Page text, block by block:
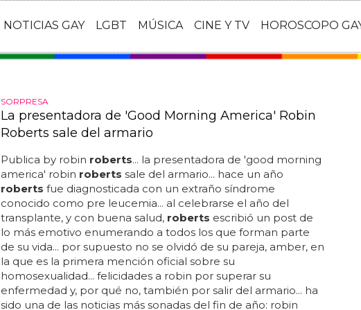
NOTICIAS GAY LGBT MÚSICA CINE Y TV HOROSCOPO
SORPRESA
La presentadora de 'Good Morning America' Robin
Roberts sale del armario
Publica by robin roberts... la presentadora de 'good morning
america' robin roberts sale del armario... hace un año
roberts fue diagnosticada con un extraño síndrome
conocido como pre leucemia... al celebrarse el año del
transplante, y con buena salud, roberts escribió un post de
lo más emotivo enumerando a todos los que forman parte
de su vida... por supuesto no se olvidó de su pareja, amber, en
la que es la primera mención oficial sobre su
homosexualidad... felicidades a robin por superar su
enfermedad y, por qué no, también por salir del armario... ha
sido una de las noticias más sonadas del fin de año: robin